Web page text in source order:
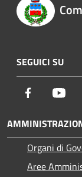
SEGUICI SU
Facebook
Organi di
Aree